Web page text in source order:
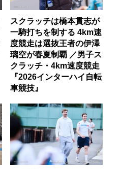
スクラッチは橋本貫志が
一騎打ちを制する 4km速
度競走は選抜王者の伊澤
璃空が春夏制覇 ／男子ス
クラッチ・4km速度競走
『2026インターハイ自転
車競技』